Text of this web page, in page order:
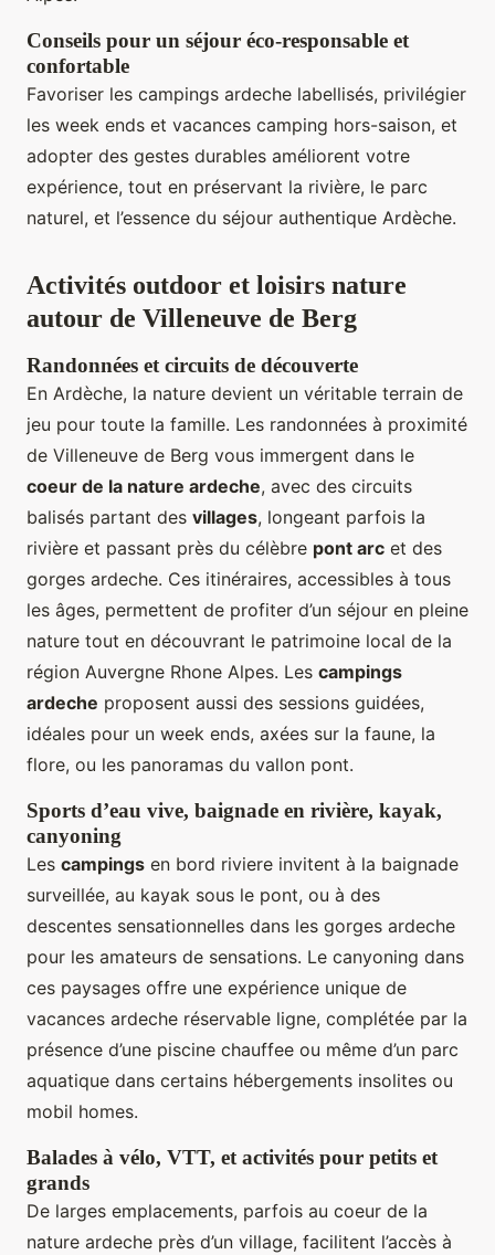
Conseils pour un séjour éco-responsable et
confortable
Favoriser les campings ardeche labellisés, privilégier
les week ends et vacances camping hors-saison, et
adopter des gestes durables améliorent votre
expérience, tout en préservant la rivière, le parc
naturel, et l’essence du séjour authentique Ardèche.
Activités outdoor et loisirs nature
autour de Villeneuve de Berg
Randonnées et circuits de découverte
En Ardèche, la nature devient un véritable terrain de
jeu pour toute la famille. Les randonnées à proximité
de Villeneuve de Berg vous immergent dans le
coeur de la nature ardeche, avec des circuits
balisés partant des villages, longeant parfois la
rivière et passant près du célèbre pont arc et des
gorges ardeche. Ces itinéraires, accessibles à tous
les âges, permettent de profiter d’un séjour en pleine
nature tout en découvrant le patrimoine local de la
région Auvergne Rhone Alpes. Les campings
ardeche proposent aussi des sessions guidées,
idéales pour un week ends, axées sur la faune, la
flore, ou les panoramas du vallon pont.
Sports d’eau vive, baignade en rivière, kayak,
canyoning
Les campings en bord riviere invitent à la baignade
surveillée, au kayak sous le pont, ou à des
descentes sensationnelles dans les gorges ardeche
pour les amateurs de sensations. Le canyoning dans
ces paysages offre une expérience unique de
vacances ardeche réservable ligne, complétée par la
présence d’une piscine chauffee ou même d’un parc
aquatique dans certains hébergements insolites ou
mobil homes.
Balades à vélo, VTT, et activités pour petits et
grands
De larges emplacements, parfois au coeur de la
nature ardeche près d’un village, facilitent l’accès à